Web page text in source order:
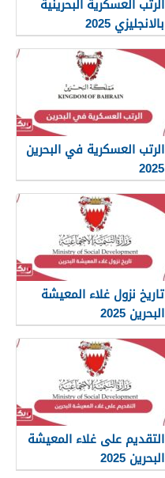
الرتب العسكرية البحرينية
بالانجليزي 2025
الرتب العسكرية في البحرين
2025
تاريخ نزول غلاء المعيشة
البحرين 2025
التقديم على غلاء المعيشة
البحرين 2025